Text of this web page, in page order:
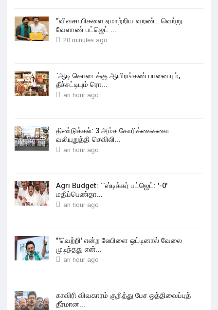
”விவசாயிகளை ஏமாற்றிய வறண்ட வெற்று
வேளாண் பட்ஜெட் ...
20 minutes ago
`ஆடி கொடைக்கு ஆயிரங்கண் பானையும்,
தீச்சட்டியும் ரொ...
an hour ago
திண்டுக்கல்: 3 அம்ச கோரிக்கைகளை
வலியுறுத்தி செவிலி...
an hour ago
Agri Budget: ``ஸ்டிக்கர் பட்ஜெட்: '-0'
மதிப்பெண்தா...
an hour ago
"'வெற்றி' என்ற லேபிளை ஒட்டினால் வேலை
முடிந்தது என்...
an hour ago
காவிரி விவகாரம் குறித்து பேச ஒத்திவைப்புத்
தீர்மான...